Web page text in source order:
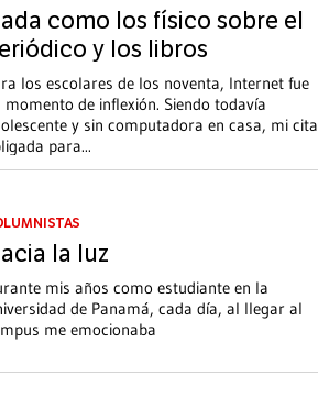
como los físico sobre el
y los libros
los escolares de los noventa, Internet fue
momento de inflexión. Siendo todavía
y sin computadora en casa, mi cita
para...
la luz
mis años como estudiante en la
de Panamá, cada día, al llegar al
me emocionaba